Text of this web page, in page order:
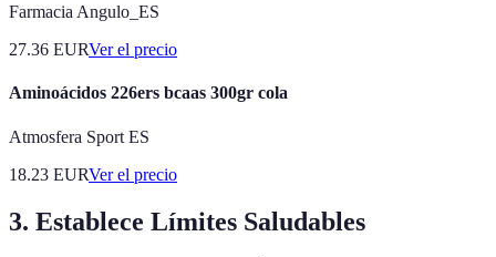
Farmacia Angulo_ES
27.36 EURVer el precio
Aminoácidos 226ers bcaas 300gr cola
Atmosfera Sport ES
18.23 EURVer el precio
3. Establece Límites Saludables